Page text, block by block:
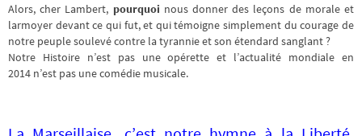
Alors, cher Lambert, pourquoi nous donner des leçons de morale et
larmoyer devant ce qui fut, et qui témoigne simplement du courage de
notre peuple soulevé contre la tyrannie et son étendard sanglant ?
Notre Histoire n’est pas une opérette et l’actualité mondiale en
2014 n’est pas une comédie musicale.